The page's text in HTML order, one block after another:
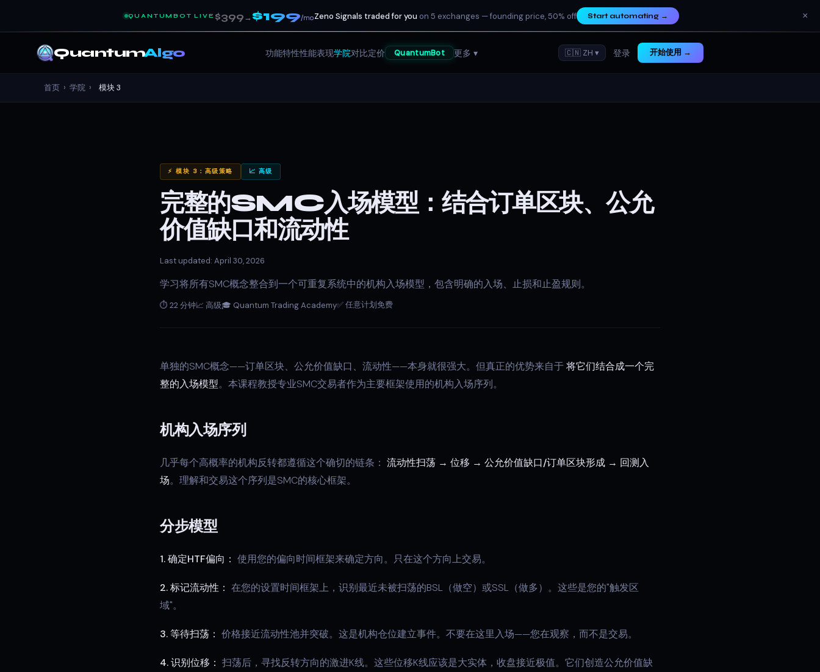
QUANTUMBOT LIVE $399→$199/moZeno Signals traded for you on 5 exchanges — founding price, 50% off Start automating→ ×
QuantumAlgo 功能特性性能表现学院对比定价 QuantumBot 更多 ▾ 🇨🇳 ZH ▾ 登录 开始使用 →
首页 › 学院 › 模块 3
⚡ 模块 3：高级策略 📈 高级
完整的SMC入场模型：结合订单区块、公允
价值缺口和流动性
Last updated: April 30, 2026
学习将所有SMC概念整合到一个可重复系统中的机构入场模型，包含明确的入场、止损和止盈规则。
⏱ 22 分钟📈 高级🎓 Quantum Trading Academy✅ 任意计划免费
单独的SMC概念——订单区块、公允价值缺口、流动性——本身就很强大。但真正的优势来自于将它们结合成一个完
整的入场模型。本课程教授专业SMC交易者作为主要框架使用的机构入场序列。
机构入场序列
几乎每个高概率的机构反转都遵循这个确切的链条： 流动性扫荡 → 位移 → 公允价值缺口/订单区块形成 → 回测入
场。理解和交易这个序列是SMC的核心框架。
分步模型
1. 确定HTF偏向： 使用您的偏向时间框架来确定方向。只在这个方向上交易。
2. 标记流动性： 在您的设置时间框架上，识别最近未被扫荡的BSL（做空）或SSL（做多）。这些是您的"触发区
域"。
3. 等待扫荡： 价格接近流动性池并突破。这是机构仓位建立事件。不要在这里入场——您在观察，而不是交易。
4. 识别位移： 扫荡后，寻找反转方向的激进K线。这些位移K线应该是大实体，收盘接近极值。它们创造公允价值缺